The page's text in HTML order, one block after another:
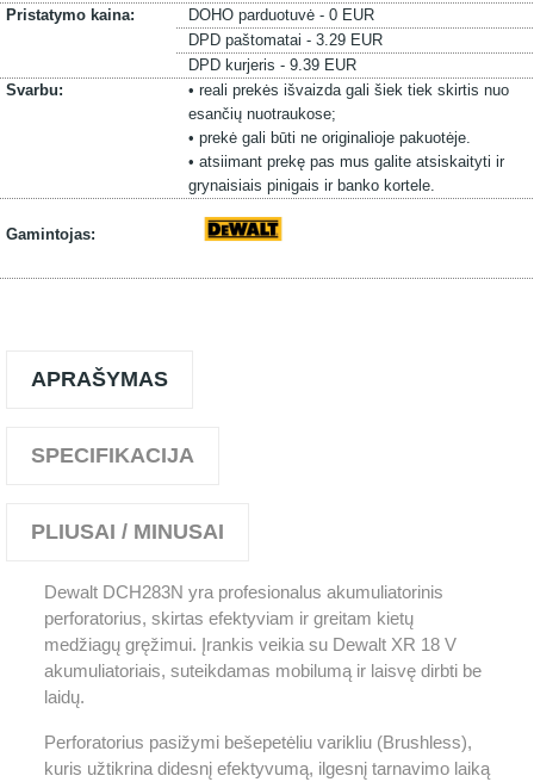
Pristatymo kaina:
DOHO parduotuvė - 0 EUR
DPD paštomatai - 3.29 EUR
DPD kurjeris - 9.39 EUR
Svarbu:
• reali prekės išvaizda gali šiek tiek skirtis nuo
esančių nuotraukose;
• prekė gali būti ne originalioje pakuotėje.
• atsiimant prekę pas mus galite atsiskaityti ir
grynaisiais pinigais ir banko kortele.
Gamintojas:
APRAŠYMAS
SPECIFIKACIJA
PLIUSAI / MINUSAI
Dewalt DCH283N yra profesionalus akumuliatorinis
perforatorius, skirtas efektyviam ir greitam kietų
medžiagų gręžimui. Įrankis veikia su Dewalt XR 18 V
akumuliatoriais, suteikdamas mobilumą ir laisvę dirbti be
laidų.
Perforatorius pasižymi bešepetėliu varikliu (Brushless),
kuris užtikrina didesnį efektyvumą, ilgesnį tarnavimo laiką